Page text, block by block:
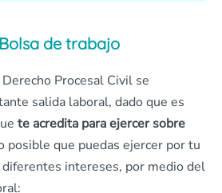
de trabajo
Procesal Civil se
salida laboral, dado que es
te acredita para ejercer sobre
posible que puedas ejercer por tu
intereses, por medio del